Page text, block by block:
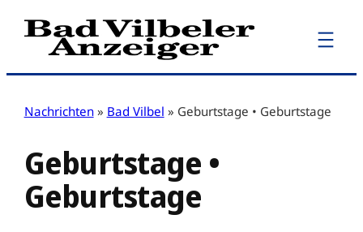
Zum
Inhalt
Nachrichten » Bad Vilbel » Geburtstage • Geburtstage
Geburtstage •
Geburtstage